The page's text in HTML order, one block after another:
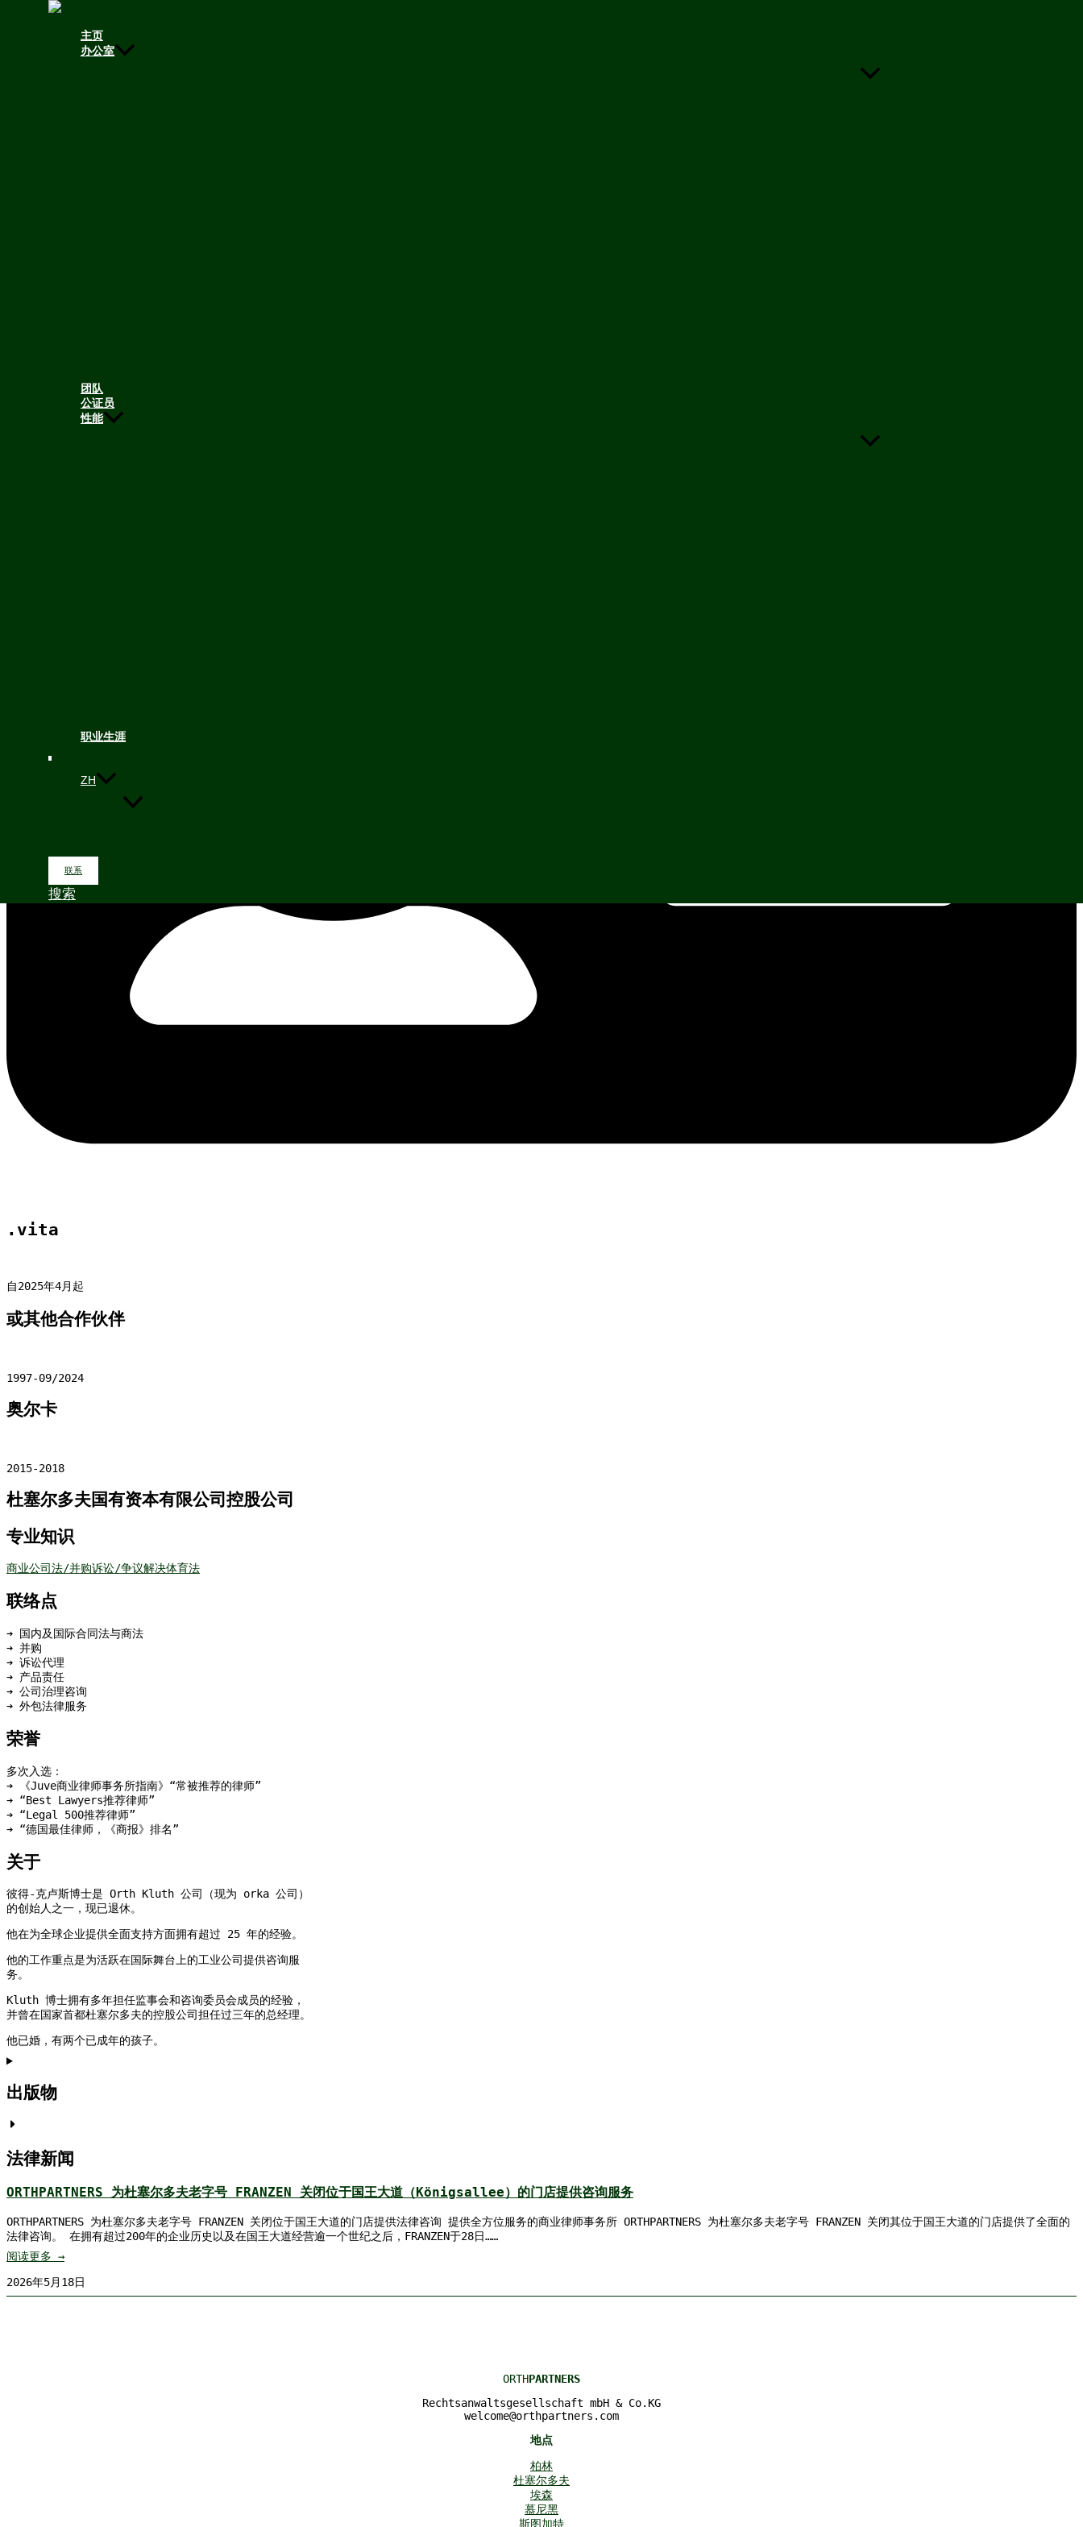
主页
办公室
团队
公证员
性能
职业生涯
ZH
联系
搜索
.vita
自2025年4月起
或其他合作伙伴
1997-09/2024
奥尔卡
2015-2018
杜塞尔多夫国有资本有限公司控股公司
专业知识
商业公司法/并购诉讼/争议解决体育法
联络点
➔ 国内及国际合同法与商法
➔ 并购
➔ 诉讼代理
➔ 产品责任
➔ 公司治理咨询
➔ 外包法律服务
荣誉
多次入选：
➔ 《Juve商业律师事务所指南》“常被推荐的律师”
➔ “Best Lawyers推荐律师”
➔ “Legal 500推荐律师”
➔ “德国最佳律师，《商报》排名”
关于
彼得-克卢斯博士是 Orth Kluth 公司（现为 orka 公司）
的创始人之一，现已退休。
他在为全球企业提供全面支持方面拥有超过 25 年的经验。
他的工作重点是为活跃在国际舞台上的工业公司提供咨询服
务。
Kluth 博士拥有多年担任监事会和咨询委员会成员的经验，
并曾在国家首都杜塞尔多夫的控股公司担任过三年的总经理。
他已婚，有两个已成年的孩子。
出版物
法律新闻
ORTHPARTNERS 为杜塞尔多夫老字号 FRANZEN 关闭位于国王大道（Königsallee）的门店提供咨询服务
ORTHPARTNERS 为杜塞尔多夫老字号 FRANZEN 关闭位于国王大道的门店提供法律咨询 提供全方位服务的商业律师事务所 ORTHPARTNERS 为杜塞尔多夫老字号 FRANZEN 关闭其位于国王大道的门店提供了全面的
法律咨询。 在拥有超过200年的企业历史以及在国王大道经营逾一个世纪之后，FRANZEN于28日……
阅读更多 →
2026年5月18日
ORTHPARTNERS
Rechtsanwaltsgesellschaft mbH & Co.KG
welcome@orthpartners.com
地点
柏林
杜塞尔多夫
埃森
慕尼黑
斯图加特